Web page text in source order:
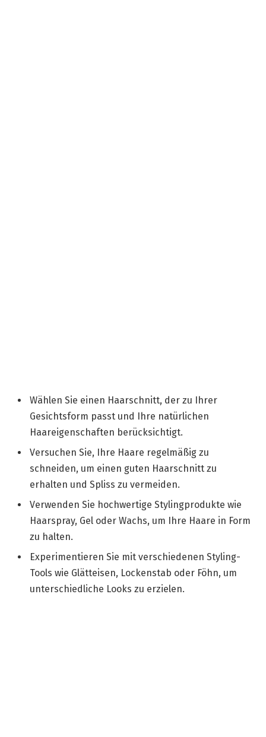
Wählen Sie einen Haarschnitt, der zu Ihrer
Gesichtsform passt und Ihre natürlichen
Haareigenschaften berücksichtigt.
Versuchen Sie, Ihre Haare regelmäßig zu
schneiden, um einen guten Haarschnitt zu
erhalten und Spliss zu vermeiden.
Verwenden Sie hochwertige Stylingprodukte wie
Haarspray, Gel oder Wachs, um Ihre Haare in Form
zu halten.
Experimentieren Sie mit verschiedenen Styling-
Tools wie Glätteisen, Lockenstab oder Föhn, um
unterschiedliche Looks zu erzielen.